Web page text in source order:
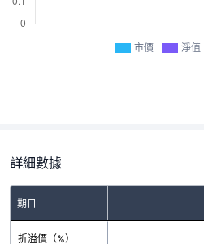
市價 淨值
詳細數據
期日
折溢價（%）